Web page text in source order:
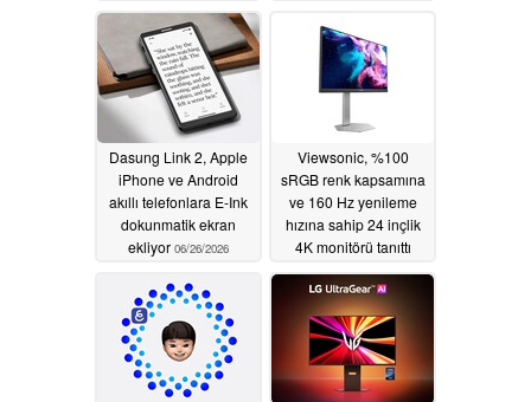
07/07/2026
07/02/2026
Dasung Link 2, Apple
iPhone ve Android
akıllı telefonlara E-Ink
dokunmatik ekran
ekliyor 06/26/2026
Viewsonic, %100
sRGB renk kapsamına
ve 160 Hz yenileme
hızına sahip 24 inçlik
4K monitörü tanıttı
06/22/2026